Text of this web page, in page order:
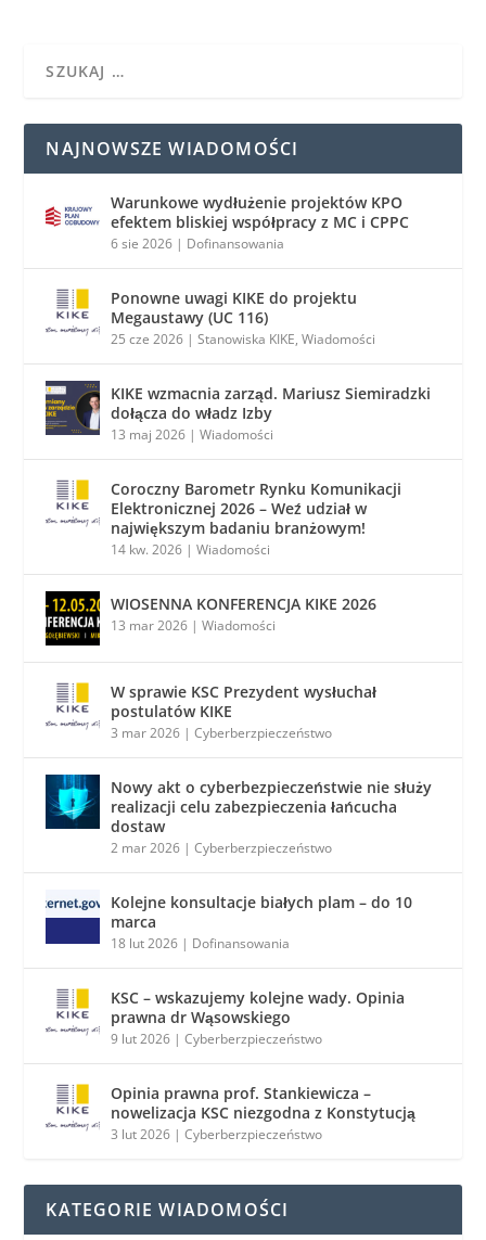
NAJNOWSZE WIADOMOŚCI
Warunkowe wydłużenie projektów KPO
efektem bliskiej współpracy z MC i CPPC
6 sie 2026 | Dofinansowania
Ponowne uwagi KIKE do projektu
Megaustawy (UC 116)
25 cze 2026 |Stanowiska KIKE,Wiadomości
KIKE wzmacnia zarząd. Mariusz Siemiradzki
dołącza do władz Izby
13 maj 2026 |Wiadomości
Coroczny Barometr Rynku Komunikacji
Elektronicznej 2026 – Weź udział w
największym badaniu branżowym!
14 kw. 2026 |Wiadomości
WIOSENNA KONFERENCJA KIKE 2026
13 mar 2026 |Wiadomości
W sprawie KSC Prezydent wysłuchał
postulatów KIKE
3 mar 2026 |Cyberberzpieczeństwo
Nowy akt o cyberbezpieczeństwie nie służy
realizacji celu zabezpieczenia łańcucha
dostaw
2 mar 2026 |Cyberberzpieczeństwo
Kolejne konsultacje białych plam – do 10
marca
18 lut 2026 | Dofinansowania
KSC – wskazujemy kolejne wady. Opinia
prawna dr Wąsowskiego
9 lut 2026 |Cyberberzpieczeństwo
Opinia prawna prof. Stankiewicza –
nowelizacja KSC niezgodna z Konstytucją
3 lut 2026 |Cyberberzpieczeństwo
KATEGORIE WIADOMOŚCI